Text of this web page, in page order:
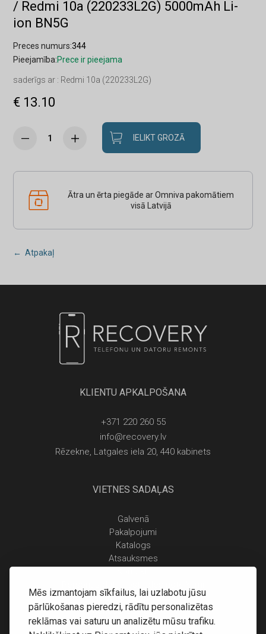
Mēs izmantojam sīkfailus, lai uzlabotu jūsu
pārlūkošanas pieredzi, rādītu personalizētas
reklāmas vai saturu un analizētu mūsu trafiku.
/ Redmi 10a (220233L2G) 5000mAh Li-
ion BN5G
Preces numurs:344
Pieejamība:Prece ir pieejama
saderīgs ar : Redmi 10a (220233L2G)
€ 13.10
IELIKT GROZĀ
Ātra un ērta piegāde ar Omniva pakomātiem
visā Latvijā
← Atpakaļ
KLIENTU APKALPOŠANA
+371 220 260 55
info@recovery.lv
Rēzekne, Latgales iela 20, 440 kabinets
VIETNES SADAĻAS
Galvenā
Pakalpojumi
Katalogs
Atsauksmes
Piegāde un apmaksa
Atgriešanas noteikumi